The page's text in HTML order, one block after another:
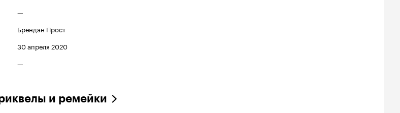
—
Брендан Прост
30 апреля 2020
—
и ремейки